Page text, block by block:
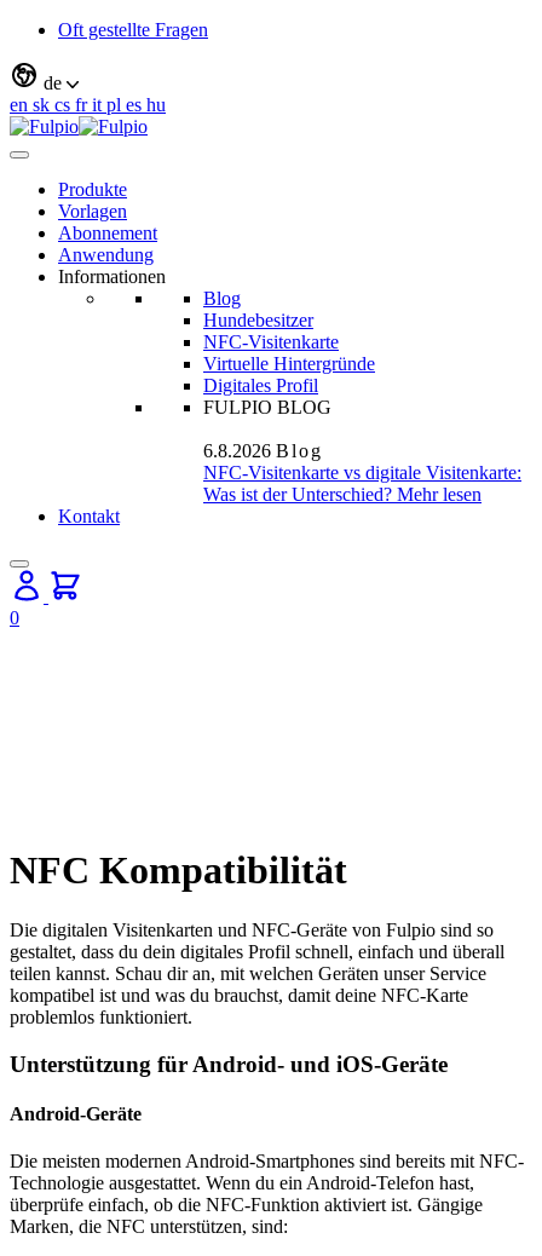
Oft gestellte Fragen
de
en sk cs frit pl es hu
Produkte
Vorlagen
Abonnement
Anwendung
Informationen
Blog
Hundebesitzer
NFC-Visitenkarte
Virtuelle Hintergründe
Digitales Profil
FULPIO BLOG
6.8.2026 Blog
NFC-Visitenkarte vs digitale Visitenkarte:
Was ist der Unterschied? Mehr lesen
Kontakt
0
NFC Kompatibilität
Die digitalen Visitenkarten und NFC-Geräte von Fulpio sind so
gestaltet, dass du dein digitales Profil schnell, einfach und überall
teilen kannst. Schau dir an, mit welchen Geräten unser Service
kompatibel ist und was du brauchst, damit deine NFC-Karte
problemlos funktioniert.
Unterstützung für Android- und iOS-Geräte
Android-Geräte
Die meisten modernen Android-Smartphones sind bereits mit NFC-
Technologie ausgestattet. Wenn du ein Android-Telefon hast,
überprüfe einfach, ob die NFC-Funktion aktiviert ist. Gängige
Marken, die NFC unterstützen, sind: